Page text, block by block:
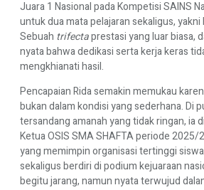
Juara 1 Nasional pada Kompetisi SAINS
untuk dua mata pelajaran sekaligus, yakni
Sebuah trifectaprestasi yang luar biasa,
nyata bahwa dedikasi serta kerja keras
mengkhianati hasil.
Pencapaian Rida semakin memukau
bukan dalam kondisi yang sederhana. Di
tersandang amanah yang tidak ringan, ia
Ketua OSIS SMA SHAFTA periode 2025/
yang memimpin organisasi tertinggi
sekaligus berdiri di podium kejuaraan
begitu jarang, namun nyata terwujud